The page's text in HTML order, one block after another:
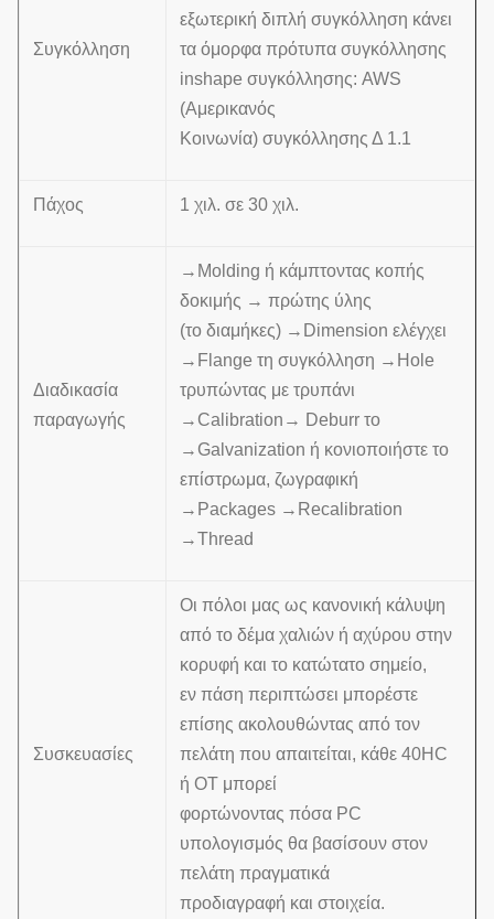
Συγκόλληση
εξωτερική διπλή συγκόλληση κάνει
τα όμορφα πρότυπα συγκόλλησης
inshape συγκόλλησης: AWS
(Αμερικανός
Κοινωνία) συγκόλλησης Δ 1.1
Πάχος 1 χιλ. σε 30 χιλ.
Διαδικασία
παραγωγής
→Molding ή κάμπτοντας κοπής
δοκιμής → πρώτης ύλης
(το διαμήκες) →Dimension ελέγχει
→Flange τη συγκόλληση →Hole
τρυπώντας με τρυπάνι
→Calibration→ Deburr το
→Galvanization ή κονιοποιήστε το
επίστρωμα, ζωγραφική
→Packages →Recalibration
→Thread
Συσκευασίες
Οι πόλοι μας ως κανονική κάλυψη
από το δέμα χαλιών ή αχύρου στην
κορυφή και το κατώτατο σημείο,
εν πάση περιπτώσει μπορέστε
επίσης ακολουθώντας από τον
πελάτη που απαιτείται, κάθε 40HC
ή OT μπορεί
φορτώνοντας πόσα PC
υπολογισμός θα βασίσουν στον
πελάτη πραγματικά
προδιαγραφή και στοιχεία.